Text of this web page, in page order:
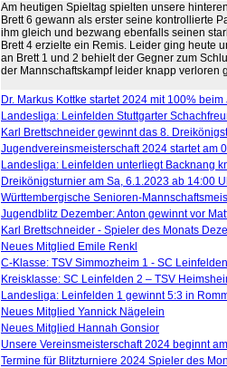
Am heutigen Spieltag spielten unsere
Brett 6 gewann als erster seine kontrollierte
ihm gleich und bezwang ebenfalls seinen
Brett 4 erzielte ein Remis. Leider ging heute
an Brett 1 und 2 behielt der Gegner zum
der Mannschaftskampf leider knapp verloren
Dr. Markus Kottke startet 2024 mit 100%
Landesliga: Leinfelden Stuttgarter
Karl Brettschneider gewinnt das 8.
Jugendvereinsmeisterschaft 2024 startet am
Landesliga: Leinfelden unterliegt Backnang
Dreikönigsturnier am Sa, 6.1.2023 ab 14:00
Württembergische Senioren-
Jugendblitz Dezember: Anton gewinnt vor
Karl Brettschneider - Spieler des Monats
Neues Mitglied Emile Renkl
C-Klasse: TSV Simmozheim 1 - SC
Kreisklasse: SC Leinfelden 2 – TSV
Landesliga: Leinfelden 1 gewinnt 5:3 in
Neues Mitglied Yannick Nägelein
Neues Mitglied Hannah Gonsior
Unsere Vereinsmeisterschaft 2024 beginnt
Termine für Blitzturniere 2024 Spieler des